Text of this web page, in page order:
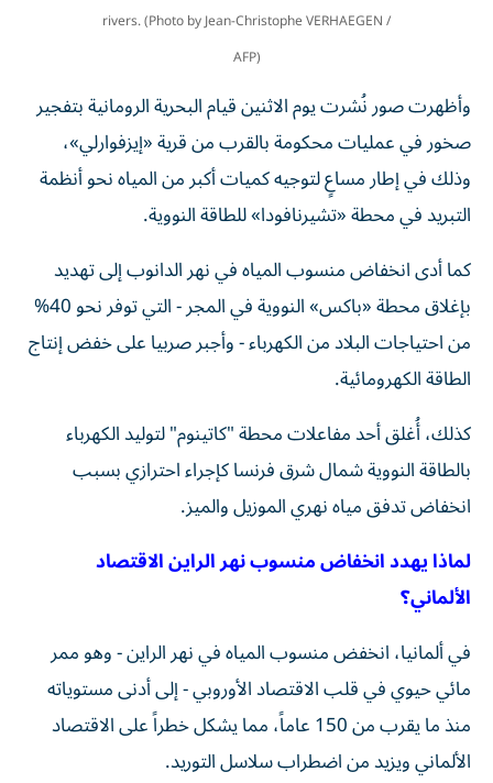
rivers. (Photo by Jean-Christophe VERHAEGEN /
AFP)
وأظهرت صور نُشرت يوم الاثنين قيام البحرية الرومانية بتفجير
صخور في عمليات محكومة بالقرب من قرية «إيزفوارلي»،
وذلك في إطار مساعٍ لتوجيه كميات أكبر من المياه نحو أنظمة
التبريد في محطة «تشيرنافودا» للطاقة النووية.
كما أدى انخفاض منسوب المياه في نهر الدانوب إلى تهديد
بإغلاق محطة «باكس» النووية في المجر - التي توفر نحو 40%
من احتياجات البلاد من الكهرباء - وأجبر صربيا على خفض إنتاج
الطاقة الكهرومائية.
كذلك، أُغلق أحد مفاعلات محطة "كاتينوم" لتوليد الكهرباء
بالطاقة النووية شمال شرق فرنسا كإجراء احترازي بسبب
انخفاض تدفق مياه نهري الموزيل والميز.
لماذا يهدد انخفاض منسوب نهر الراين الاقتصاد
الألماني؟
في ألمانيا، انخفض منسوب المياه في نهر الراين - وهو ممر
مائي حيوي في قلب الاقتصاد الأوروبي - إلى أدنى مستوياته
منذ ما يقرب من 150 عاماً، مما يشكل خطراً على الاقتصاد
الألماني ويزيد من اضطراب سلاسل التوريد.